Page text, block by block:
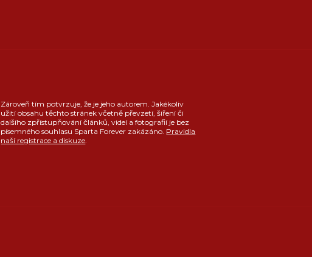
Zároveň tím potvrzuje, že je jeho autorem. Jakékoliv
užití obsahu těchto stránek včetně převzetí, šíření či
dalšího zpřístupňování článků, videí a fotografií je bez
písemného souhlasu Sparta Forever zakázáno. Pravidla
naší registrace a diskuze